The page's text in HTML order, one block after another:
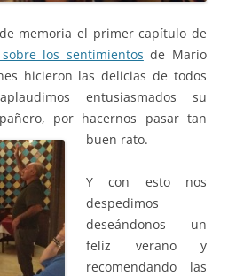
memoria el primer capítulo de
los sentimientos de Mario
hicieron las delicias de todos
entusiasmados su
por hacernos pasar tan
buen rato.
Y con esto nos
despedimos
deseándonos un
feliz verano y
recomendando las